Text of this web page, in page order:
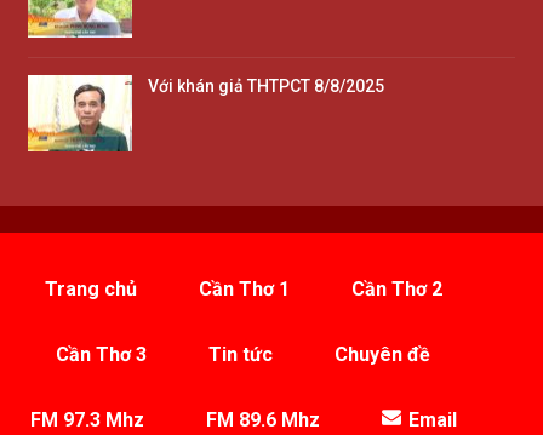
Với khán giả THTPCT 8/8/2025
Trang chủ Cần Thơ 1 Cần Thơ 2
Cần Thơ 3 Tin tức Chuyên đề
FM 97.3 Mhz FM 89.6 Mhz Email